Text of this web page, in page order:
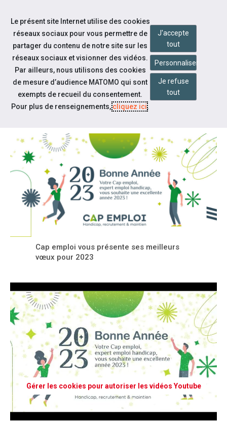
Aller au contenu
Notre actualité
VOEUX 2023 CAP EMPLOI
Cap emploi vous présente ses meilleurs
vœux pour 2023
Gérer les cookies pour autoriser les vidéos Youtube
Le présent site Internet utilise des cookies
réseaux sociaux pour vous permettre de
partager du contenu de notre site sur les
réseaux sociaux et visionner des vidéos.
Par ailleurs, nous utilisons des cookies
de mesure d’audience MATOMO qui sont
exempts de recueil du consentement.
Pour plus de renseignements,cliquez ici.
J'accepte
tout
Personnaliser
Je refuse
tout